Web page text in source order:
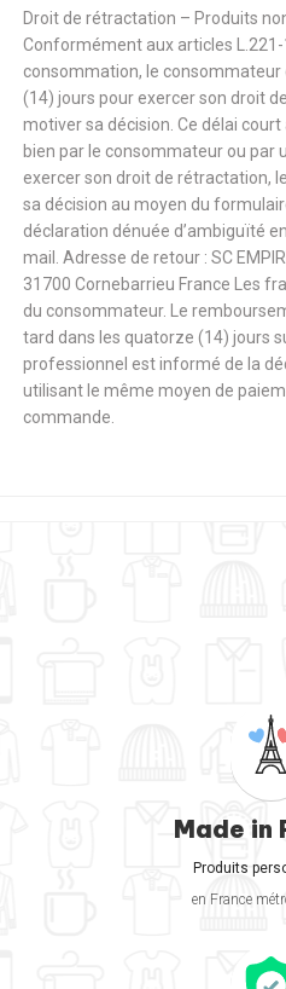
Droit de rétractation – Produits
Conformément aux articles
consommation, le consommateur
(14) jours pour exercer son droit
motiver sa décision. Ce délai
bien par le consommateur ou par
exercer son droit de rétractation,
sa décision au moyen du
déclaration dénuée d’ambiguïté
mail. Adresse de retour : SC
31700 Cornebarrieu France Les
du consommateur. Le
tard dans les quatorze (14) jours
professionnel est informé de la
utilisant le même moyen de
commande.
Made in
Produits
en France